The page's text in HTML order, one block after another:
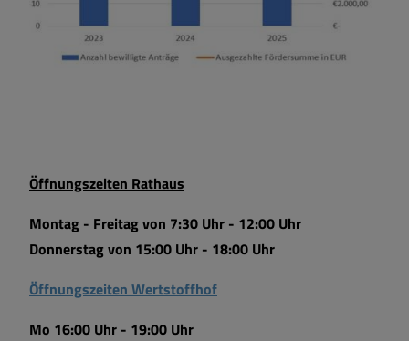
Öffnungszeiten Rathaus
Montag - Freitag von 7:30 Uhr - 12:00 Uhr
Donnerstag von 15:00 Uhr - 18:00 Uhr
Öffnungszeiten Wertstoffhof
Mo 16:00 Uhr - 19:00 Uhr